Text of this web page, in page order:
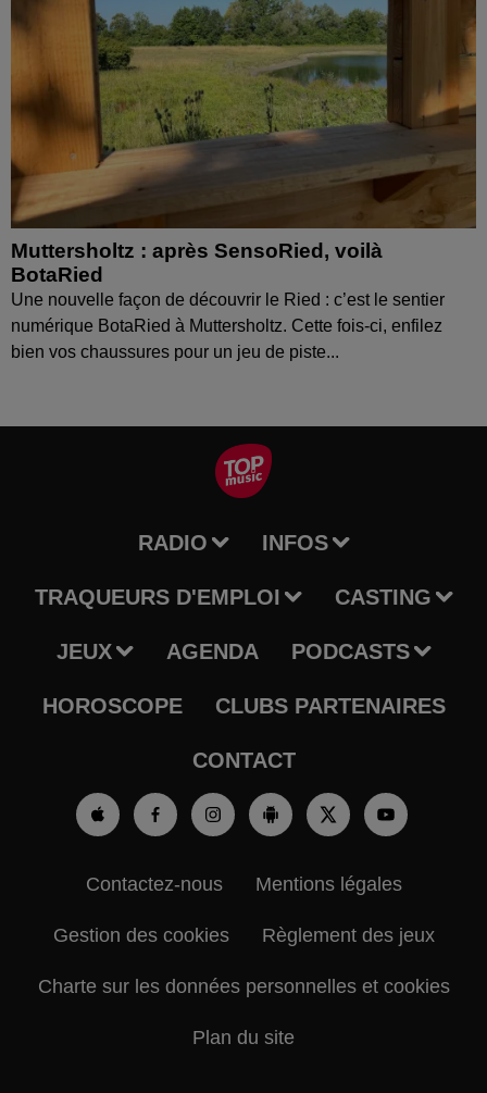
Muttersholtz : après SensoRied, voilà
BotaRied
Une nouvelle façon de découvrir le Ried : c’est le sentier
numérique BotaRied à Muttersholtz. Cette fois-ci, enfilez
bien vos chaussures pour un jeu de piste...
RADIO INFOS
TRAQUEURS D'EMPLOI CASTING
JEUX AGENDA PODCASTS
HOROSCOPE CLUBS PARTENAIRES
CONTACT
Contactez-nous Mentions légales
Gestion des cookies Règlement des jeux
Charte sur les données personnelles et cookies
Plan du site